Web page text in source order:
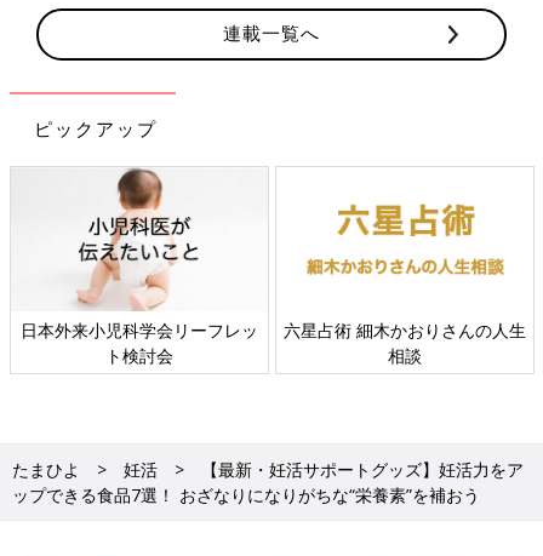
連載一覧へ
ピックアップ
日本外来小児科学会リーフレッ
ト検討会
六星占術 細木かおりさんの人生
相談
たまひよ 妊活
【最新・妊活サポートグッズ】妊活力をア
ップできる食品7選！ おざなりになりがちな“栄養素”を補おう